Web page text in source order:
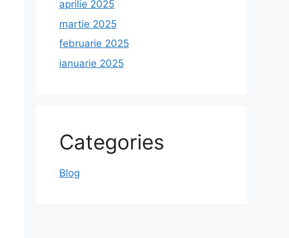
aprilie 2025
martie 2025
februarie 2025
ianuarie 2025
Categories
Blog